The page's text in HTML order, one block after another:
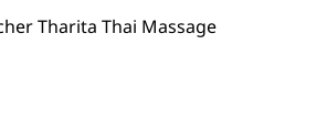
Tharita Thai Massage